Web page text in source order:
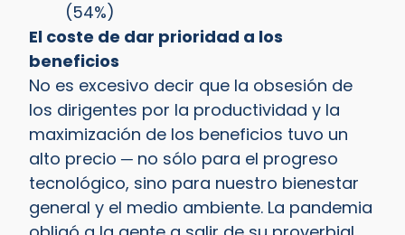
(54%)
El coste de dar prioridad a los
beneficios
No es excesivo decir que la obsesión de
los dirigentes por la productividad y la
maximización de los beneficios tuvo un
alto precio ─ no sólo para el progreso
tecnológico, sino para nuestro bienestar
general y el medio ambiente. La pandemia